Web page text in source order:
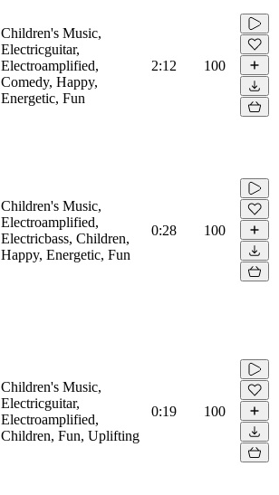
Children's Music,
Electricguitar,
Electroamplified,
Comedy, Happy,
Energetic, Fun
2:12 100
Children's Music,
Electroamplified,
Electricbass, Children,
Happy, Energetic, Fun
0:28 100
Children's Music,
Electricguitar,
Electroamplified,
Children, Fun, Uplifting
0:19 100